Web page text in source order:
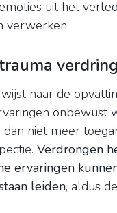
uit het
verwerken.
naar de
onbewust
niet meer
Verdrongen
ervaringen
leiden, aldus